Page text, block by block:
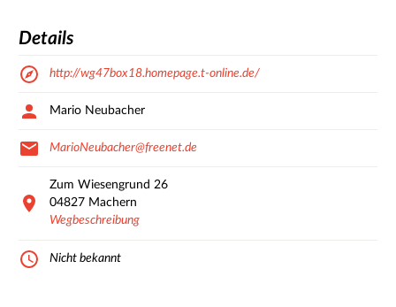
Details
http://wg47box18.homepage.t-online.de/
Mario Neubacher
MarioNeubacher@freenet.de
Zum Wiesengrund 26
04827 Machern
Wegbeschreibung
Nicht bekannt